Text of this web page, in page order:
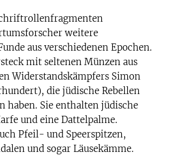
weitere
aus verschiedenen Epochen.
mit seltenen Münzen aus
Widerstandskämpfers Simon
die jüdische Rebellen
haben. Sie enthalten jüdische
und eine Dattelpalme.
Pfeil- und Speerspitzen,
und sogar Läusekämme.